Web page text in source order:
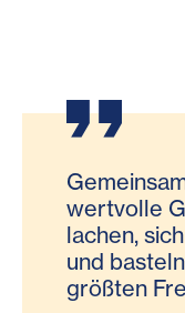
wertvolle
lachen,
und
größten